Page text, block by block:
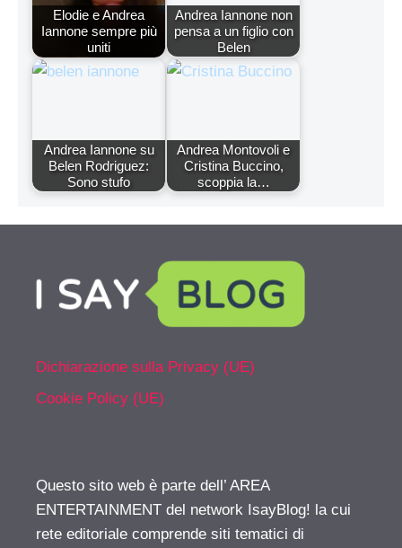
Elodie e Andrea
Iannone sempre più
uniti
Andrea Iannone non
pensa a un figlio con
Belen
Andrea Iannone su
Belen Rodriguez:
Sono stufo
Andrea Montovoli e
Cristina Buccino,
scoppia la…
Dichiarazione sulla Privacy (UE)
Cookie Policy (UE)
Questo sito web è parte dell’ AREA
ENTERTAINMENT del network IsayBlog! la cui
rete editoriale comprende siti tematici di